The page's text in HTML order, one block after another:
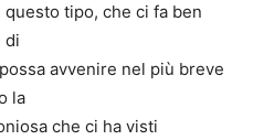
tipo, che ci fa ben
di
avvenire nel più breve
la
che ci ha visti